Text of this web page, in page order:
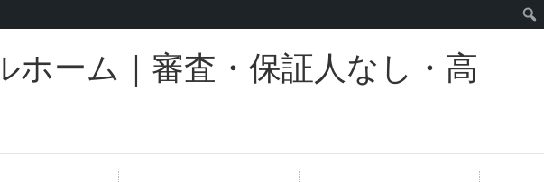
ホーム｜審査・保証人なし・高